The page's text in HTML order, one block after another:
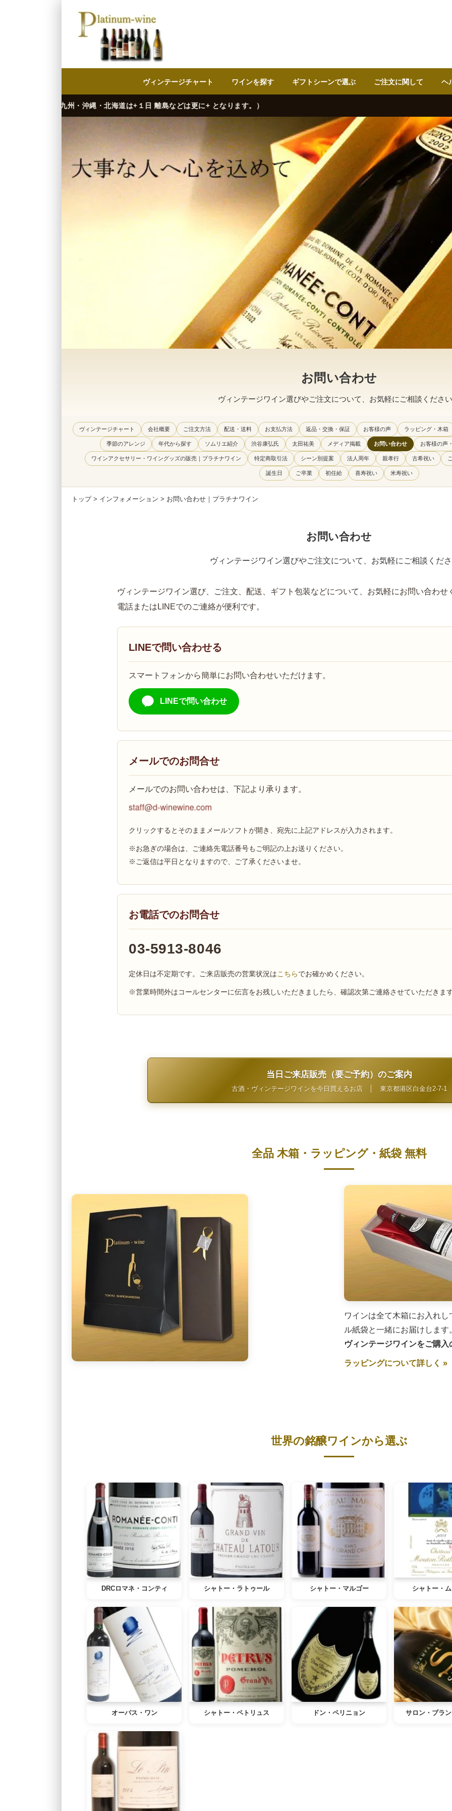
ヴィンテージチャート ワインを探す ギフトシーンで選ぶ ご注文に関して ヘ
縄・北海道は+１日 離島などは更に+ となります。）
お問い合わせ
ヴィンテージワイン選びやご注文について、お気軽にご相談くださ
ヴィンテージチャート 会社概要 ご注文方法 配送・送料 お支払方法 返品・交換・保証 お客様の声 ラッピング・木箱
季節のアレンジ 年代から探す ソムリエ紹介 渋谷康弘氏 太田祐美 メディア掲載 お問い合わせ お客様の声
ワインアクセサリー・ワイングッズの販売｜プラチナワイン 特定商取引法 シーン別提案 法人周年 親孝行 古希祝い
誕生日 ご卒業 初任給 喜寿祝い 米寿祝い
トップ> インフォメーション > お問い合わせ｜プラチナワイン
お問い合わせ
ヴィンテージワイン選びやご注文について、お気軽にご相談くだ
ヴィンテージワイン選び、ご注文、配送、ギフト包装などについて、お気軽にお問い合わ
電話またはLINEでのご連絡が便利です。
LINEで問い合わせる
スマートフォンから簡単にお問い合わせいただけます。
LINEで問い合わせ
メールでのお問合せ
メールでのお問い合わせは、下記より承ります。
クリックするとそのままメールソフトが開き、宛先に上記アドレスが入力されます。
※お急ぎの場合は、ご連絡先電話番号もご明記の上お送りください。
※ご返信は平日となりますので、ご了承くださいませ。
お電話でのお問合せ
03-5913-8046
定休日は不定期です。ご来店販売の営業状況はこちらでお確かめください。
※営業時間外はコールセンターに伝言をお残しいただきましたら、確認次第ご連絡させていただきま
当日ご来店販売（要ご予約）のご案内
古酒・ヴィンテージワインを今日買えるお店│ 東京都港区白金台2-7-1
全品 木箱・ラッピング・紙袋 無料
ワインは全て木箱にお入れ
ル紙袋と一緒にお届けします
ヴィンテージワインをご購
ラッピングについて詳しく »
世界の銘醸ワインから選ぶ
DRCロマネ・コンティ シャトー・ラトゥール シャトー・マルゴー シャトー・
オーパス・ワン シャトー・ペトリュス ドン・ペリニョン サロン・ブラ